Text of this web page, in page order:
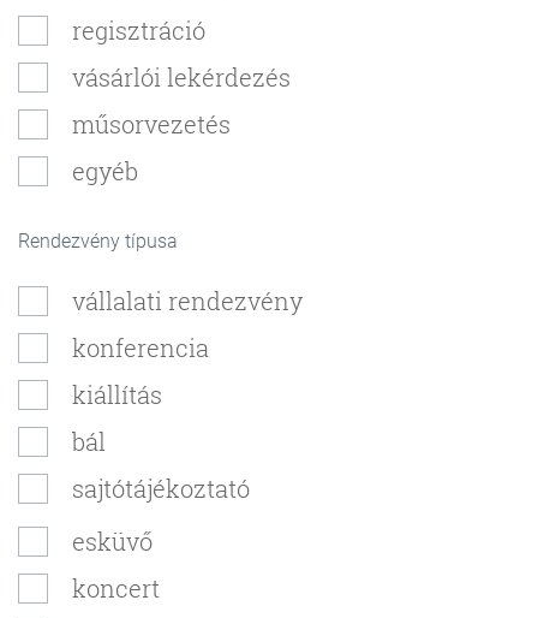
regisztráció
vásárlói lekérdezés
műsorvezetés
egyéb
Rendezvény típusa
vállalati rendezvény
konferencia
kiállítás
bál
sajtótájékoztató
esküvő
koncert